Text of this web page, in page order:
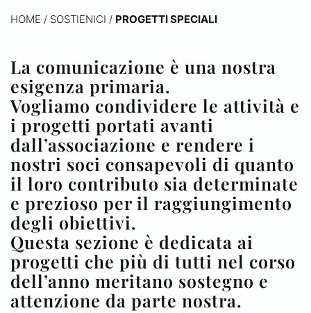
HOME / SOSTIENICI / PROGETTI SPECIALI
La comunicazione è una nostra
esigenza primaria.
Vogliamo condividere le attività e
i progetti portati avanti
dall’associazione e rendere i
nostri soci consapevoli di quanto
il loro contributo sia determinate
e prezioso per il raggiungimento
degli obiettivi.
Questa sezione è dedicata ai
progetti che più di tutti nel corso
dell’anno meritano sostegno e
attenzione da parte nostra.